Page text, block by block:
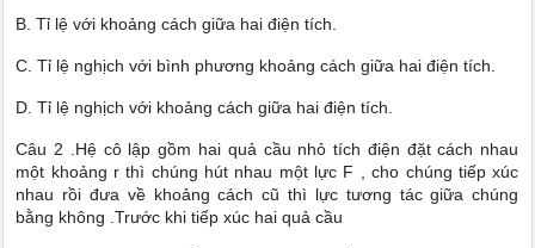
B. Tỉ lệ với khoảng cách giữa hai điện tích.
C. Tỉ lệ nghịch với bình phương khoảng cách giữa hai điện tích.
D. Tỉ lệ nghịch với khoảng cách giữa hai điện tích.
Câu 2 .Hệ cô lập gồm hai quả cầu nhỏ tích điện đặt cách nhau
một khoảng r thì chúng hút nhau một lực F , cho chúng tiếp xúc
nhau rồi đưa về khoảng cách cũ thì lực tương tác giữa chúng
bằng không .Trước khi tiếp xúc hai quả cầu